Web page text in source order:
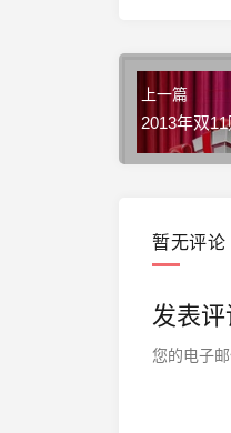
上一篇
2013年双
暂无评论
发表评
您的电子